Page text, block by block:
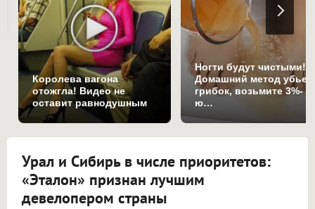
Королева вагона
отожгла! Видео не
оставит равнодушным
Ногти будут чистыми!
Домашний метод убьет
грибок, возьмите 3%-
ю…
Урал и Сибирь в числе приоритетов:
«Эталон» признан лучшим
девелопером страны